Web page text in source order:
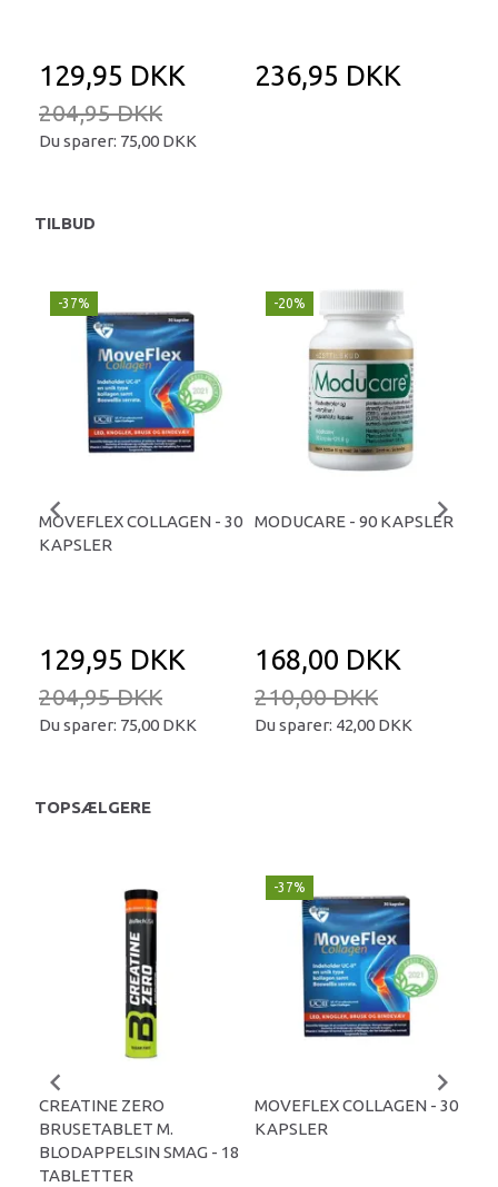
129,95 DKK
204,95 DKK
Du sparer: 75,00 DKK
236,95 DKK
TILBUD
-37%
MOVEFLEX COLLAGEN - 30
KAPSLER
129,95 DKK
204,95 DKK
Du sparer: 75,00 DKK
-20%
MODUCARE - 90 KAPSLER
168,00 DKK
210,00 DKK
Du sparer: 42,00 DKK
TOPSÆLGERE
CREATINE ZERO
BRUSETABLET M.
BLODAPPELSIN SMAG - 18
TABLETTER
-37%
MOVEFLEX COLLAGEN - 30
KAPSLER